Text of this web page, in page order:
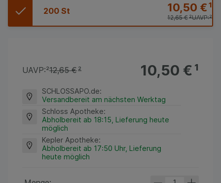
200 St 10,50 €¹
UAVP:²
12,65 €²
10,50 €¹
UAVP:²12,65 €²
SCHLOSSAPO.de:
Versandbereit am nächsten Werktag
Schloss Apotheke:
Abholbereit ab 18:15, Lieferung heute
möglich
Kepler Apotheke:
Abholbereit ab 17:50 Uhr, Lieferung
heute möglich